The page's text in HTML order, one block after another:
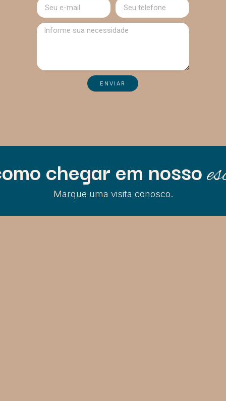
ENVIAR
chegar em nosso
Marque uma visita conosco.